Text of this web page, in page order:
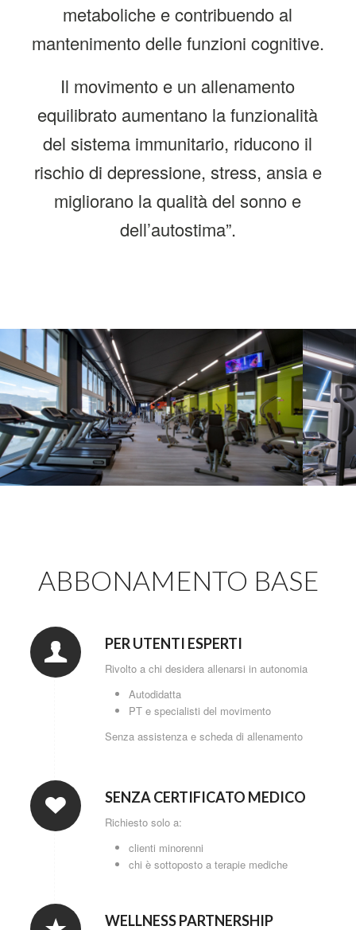
metaboliche e contribuendo al
mantenimento delle funzioni cognitive.
Il movimento e un allenamento
equilibrato aumentano la funzionalità
del sistema immunitario, riducono il
rischio di depressione, stress, ansia e
migliorano la qualità del sonno e
dell’autostima”.
ABBONAMENTO BASE
PER UTENTI ESPERTI
Rivolto a chi desidera allenarsi in autonomia
Autodidatta
PT e specialisti del movimento
Senza assistenza e scheda di allenamento
SENZA CERTIFICATO MEDICO
Richiesto solo a:
clienti minorenni
chi è sottoposto a terapie mediche
WELLNESS PARTNERSHIP